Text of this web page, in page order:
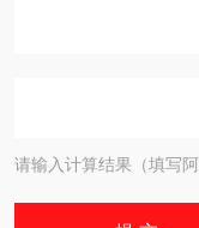
请输入计算结果（填写